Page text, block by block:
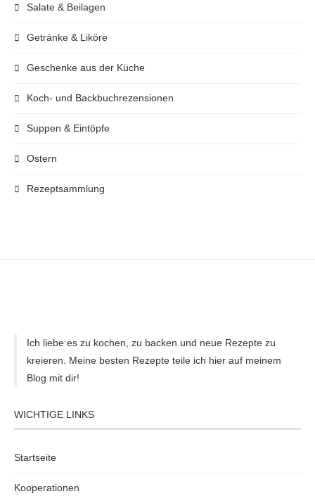
Salate & Beilagen
Getränke & Liköre
Geschenke aus der Küche
Koch- und Backbuchrezensionen
Suppen & Eintöpfe
Ostern
Rezeptsammlung
Ich liebe es zu kochen, zu backen und neue Rezepte zu
kreieren. Meine besten Rezepte teile ich hier auf meinem
Blog mit dir!
WICHTIGE LINKS
Startseite
Kooperationen